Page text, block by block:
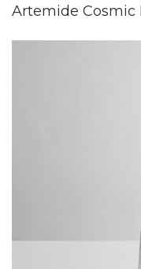
Artemide Cosmic